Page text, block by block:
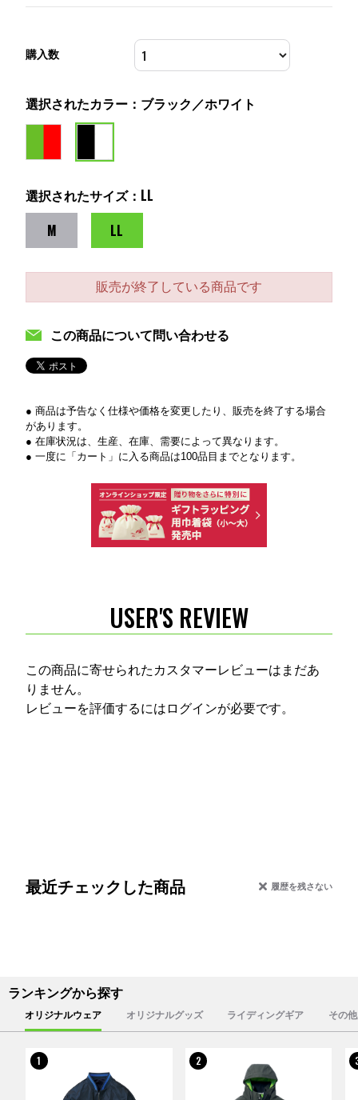
購入数
選択されたカラー：ブラック／ホワイト
選択されたサイズ：LL
M
LL
販売が終了している商品です
この商品について問い合わせる
● 商品は予告なく仕様や価格を変更したり、販売を終了する場合
があります。
● 在庫状況は、生産、在庫、需要によって異なります。
● 一度に「カート」に入る商品は100品目までとなります。
USER'S REVIEW
この商品に寄せられたカスタマーレビューはまだあ
りません。
レビューを評価するには ログインが必要です。
最近チェックした商品 履歴を残さない
ランキングから探す
オリジナルウェア オリジナルグッズ ライディングギア その
1 2